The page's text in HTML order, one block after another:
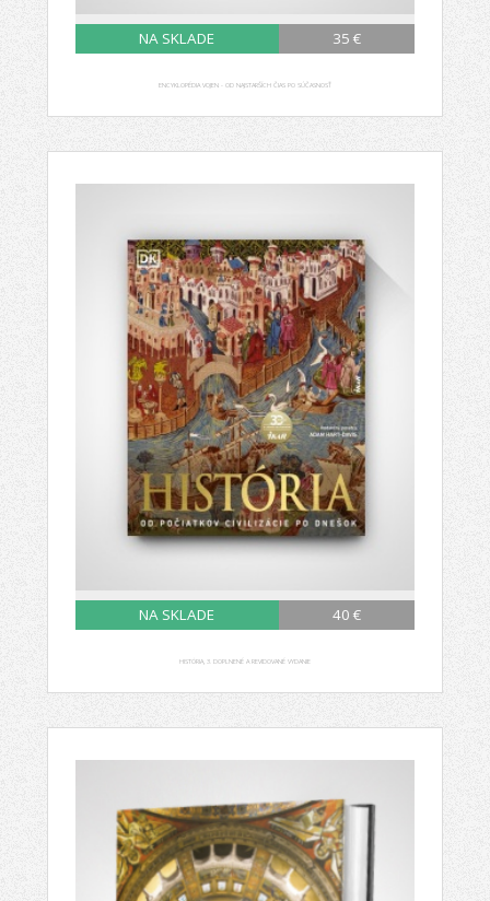
NA SKLADE 35 €
ENCYKLOPÉDIA VOJEN - OD NAJSTARŠÍCH ČIAS PO SÚČASNOSŤ
NA SKLADE 40 €
HISTÓRIA, 3. DOPLNENÉ A REVIDOVANÉ VYDANIE